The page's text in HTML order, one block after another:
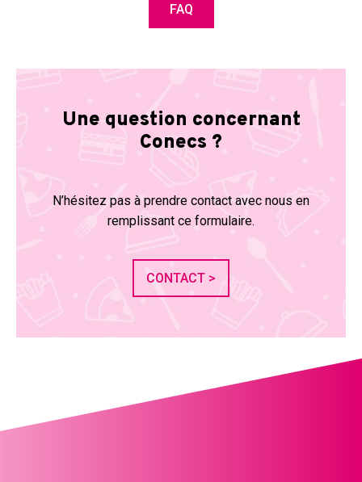
FAQ
Une question concernant
Conecs ?
N’hésitez pas à prendre contact avec nous en
remplissant ce formulaire.
CONTACT >